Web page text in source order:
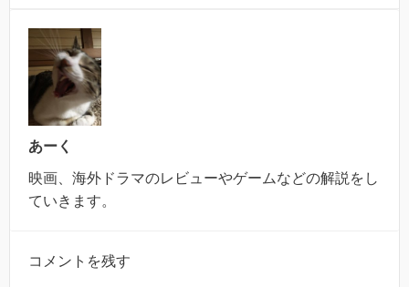
あーく
映画、海外ドラマのレビューやゲームなどの解説をし
ていきます。
コメントを残す